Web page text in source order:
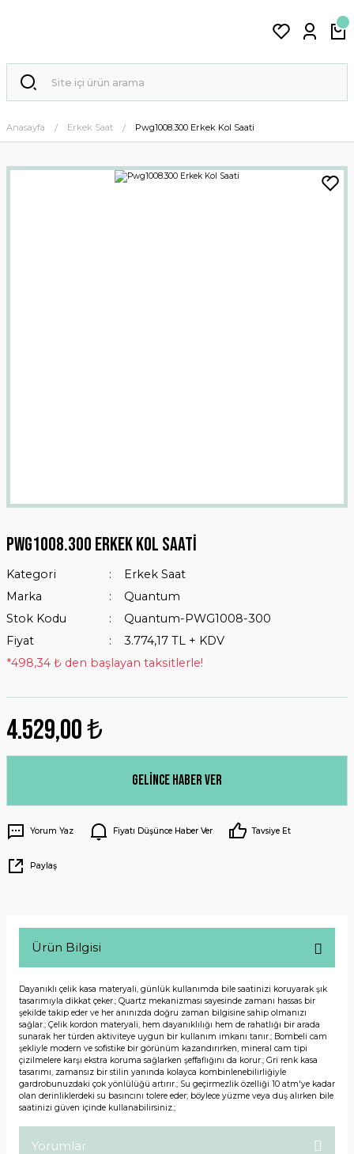
Anasayfa Erkek Saat Pwg1008.300 Erkek Kol Saati
Pwg1008.300 Erkek Kol Saati
Kategori
Erkek Saat
Marka
Quantum
Stok Kodu
Quantum-PWG1008-300
Fiyat
3.774,17 TL + KDV
*498,34 ₺ den başlayan taksitlerle!
4.529,00 ₺
Gelince Haber Ver
Yorum Yaz Fiyatı Düşünce Haber Ver Tavsiye Et
Paylaş
Ürün Bilgisi
Dayanıklı çelik kasa materyali, günlük kullanımda bile saatinizi koruyarak şık
tasarımıyla dikkat çeker.; Quartz mekanizması sayesinde zamanı hassas bir
şekilde takip eder ve her anınızda doğru zaman bilgisine sahip olmanızı
sağlar.; Çelik kordon materyali, hem dayanıklılığı hem de rahatlığı bir arada
sunarak her türden aktiviteye uygun bir kullanım imkanı tanır.; Bombeli cam
şekliyle modern ve sofistike bir görünüm kazandırırken, mineral cam tipi
çizilmelere karşı ekstra koruma sağlarken şeffaflığını da korur.; Gri renk kasa
tasarımı, zamansız bir stilin yanında kolayca kombinlenebilirliğiyle
gardrobunuzdaki çok yönlülüğü artırır.; Su geçirmezlik özelliği 10 atm'ye kadar
olan derinliklerdeki su basıncını tolere eder; böylece yüzme veya duş alırken bile
saatinizi güven içinde kullanabilirsiniz.;
Yorumlar